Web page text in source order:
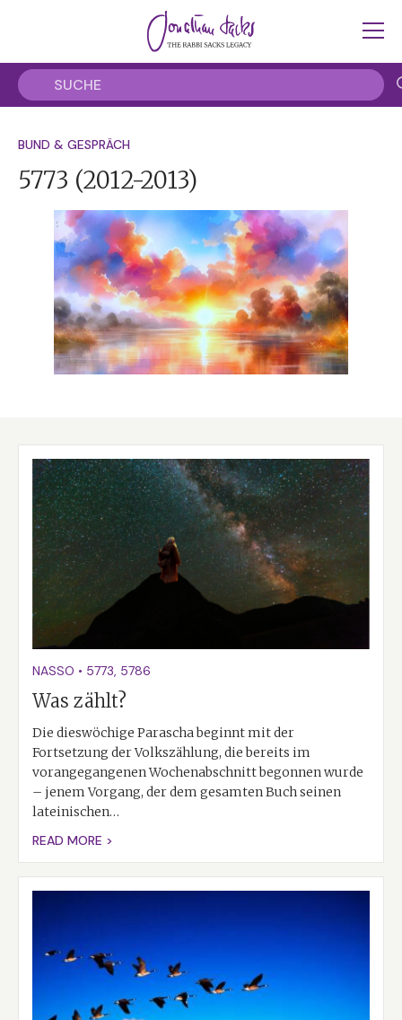
BUND & GESPRÄCH
5773 (2012-2013)
NASSO • 5773, 5786
Was zählt?
Die dieswöchige Parascha beginnt mit der
Fortsetzung der Volkszählung, die bereits im
vorangegangenen Wochenabschnitt begonnen wurde
– jenem Vorgang, der dem gesamten Buch seinen
lateinischen…
READ MORE >